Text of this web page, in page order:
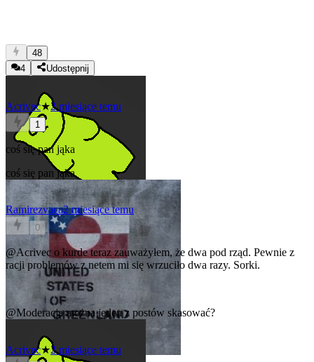
48
4
Udostępnij
Acrivec★2 miesiące temu
1
coś się pan jąka
coś się pan jąka
Ramirezvaca2 miesiące temu
0
@Acrivec o kurde teraz zauważyłem, że dwa pod rząd. Pewnie z
racji problemów z netem mi się wrzuciło dwa razy. Sorki.
@Moderacjamożna jeden z postów skasować?
Acrivec★2 miesiące temu